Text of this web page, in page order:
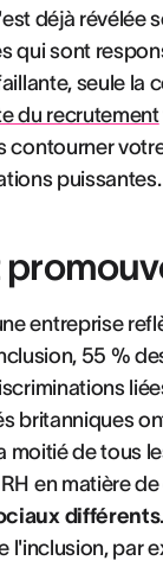
déjà révélée
qui sont
seule la
du recrutement
puissantes.
entreprise
55 %
britanniques
moitié de tous
en matière de
différents
l'inclusion, par